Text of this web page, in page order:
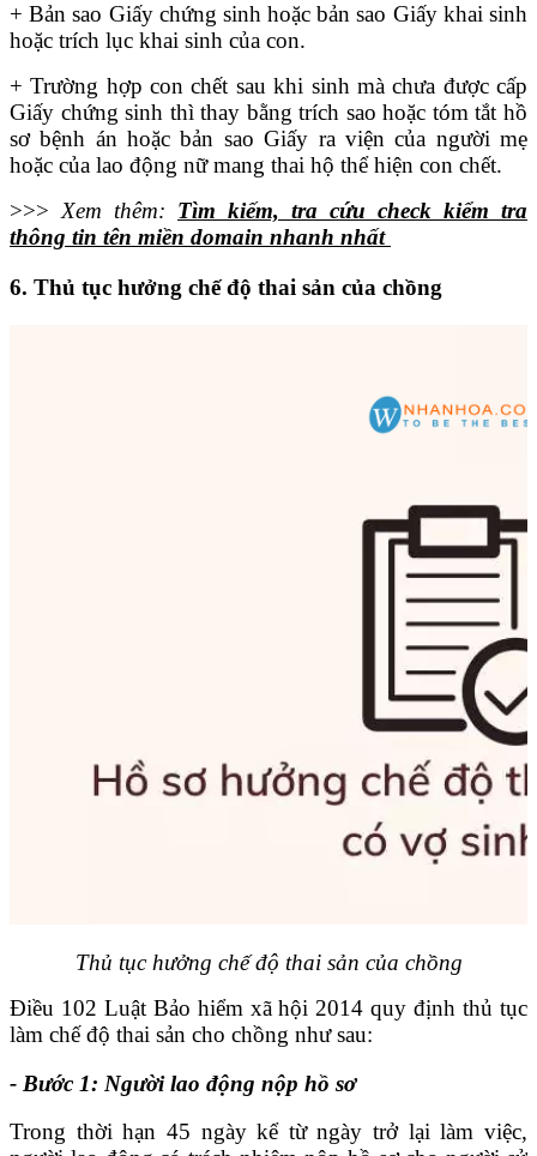
+ Bản sao Giấy chứng sinh hoặc bản sao Giấy khai sinh
hoặc trích lục khai sinh của con.
+ Trường hợp con chết sau khi sinh mà chưa được cấp
Giấy chứng sinh thì thay bằng trích sao hoặc tóm tắt hồ
sơ bệnh án hoặc bản sao Giấy ra viện của người mẹ
hoặc của lao động nữ mang thai hộ thể hiện con chết.
>>> Xem thêm: Tìm kiếm, tra cứu check kiểm tra
thông tin tên miền domain nhanh nhất
6. Thủ tục hưởng chế độ thai sản của chồng
Thủ tục hưởng chế độ thai sản của chồng
Điều 102 Luật Bảo hiểm xã hội 2014 quy định thủ tục
làm chế độ thai sản cho chồng như sau:
- Bước 1: Người lao động nộp hồ sơ
Trong thời hạn 45 ngày kể từ ngày trở lại làm việc,